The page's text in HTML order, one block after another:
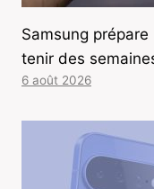
Samsung
tenir des
6 août 2026